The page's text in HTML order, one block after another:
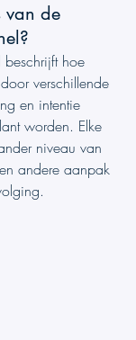
van de
beschrijft hoe
verschillende
en intentie
worden. Elke
niveau van
andere aanpak